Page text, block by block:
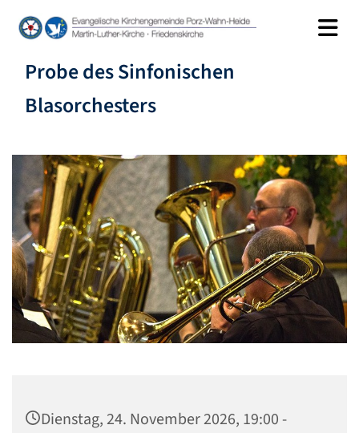
Probe des Sinfonischen
Blasorchesters
Dienstag, 24. November 2026, 19:00 -